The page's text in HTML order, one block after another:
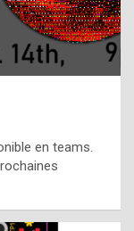
en teams.